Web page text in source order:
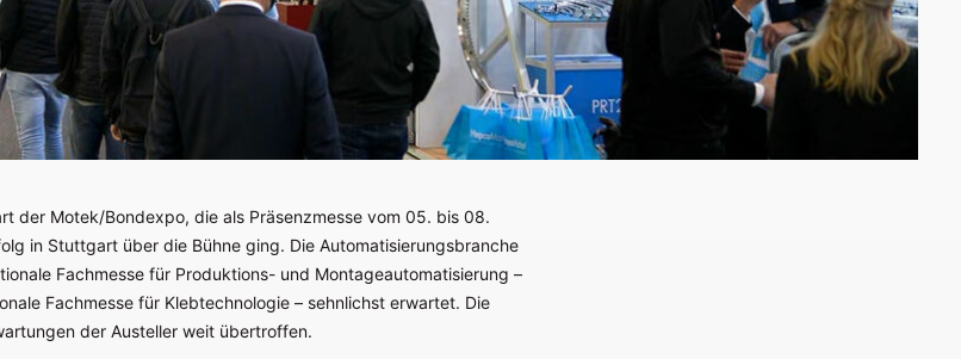
der Motek/Bondexpo, die als Präsenzmesse vom 05. bis 08.
in Stuttgart über die Bühne ging. Die Automatisierungsbranche
Fachmesse für Produktions- und Montageautomatisierung –
Fachmesse für Klebtechnologie – sehnlichst erwartet. Die
der Austeller weit übertroffen.